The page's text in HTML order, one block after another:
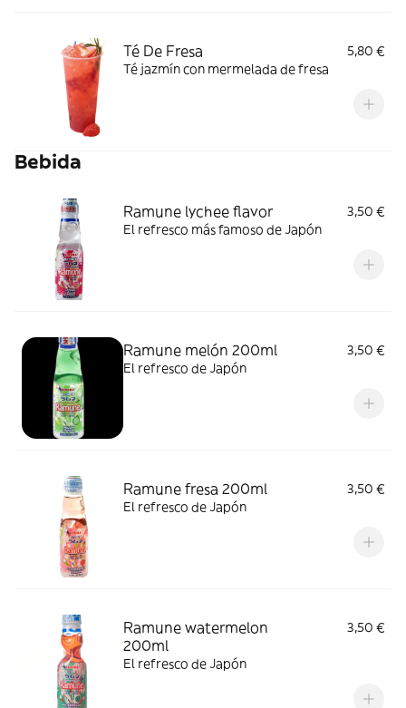
Té De Fresa
5,80 €
Té jazmín con mermelada de fresa
Bebida
Ramune lychee flavor
3,50 €
El refresco más famoso de Japón
Ramune melón 200ml
3,50 €
El refresco de Japón
Ramune fresa 200ml
3,50 €
El refresco de Japón
Ramune watermelon
200ml
3,50 €
El refresco de Japón